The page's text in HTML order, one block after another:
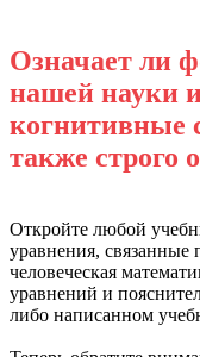
Означает ли
нашей науки
когнитивные
также строго
Откройте любой
уравнения,
человеческая
уравнений и
либо написанном